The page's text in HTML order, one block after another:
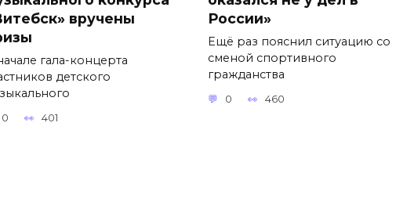
вручены
гала-концерта
детского
0 401
России»
Ещё раз пояснил ситуацию со
сменой спортивного
гражданства
0 460